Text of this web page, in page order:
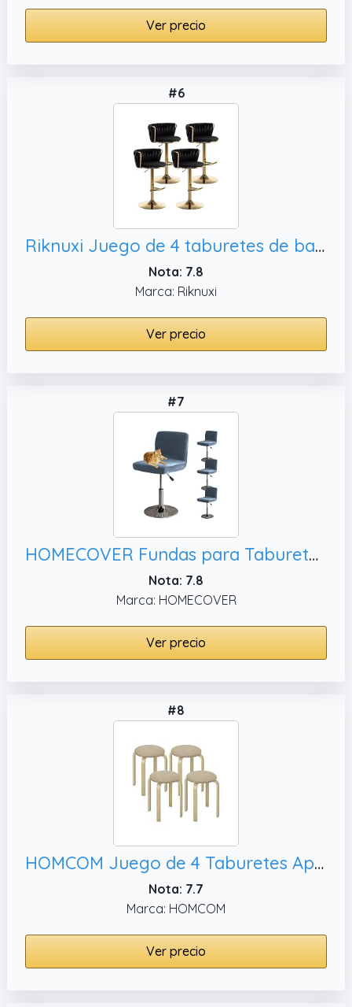
Ver precio
#6
Riknuxi Juego de 4 taburetes de bar tejidos, bar pub (negro)
Nota: 7.8
Marca: Riknuxi
Ver precio
#7
HOMECOVER Fundas para Taburetes De Bar con Respaldo, Elástica Terciopelo Fabric Fundas para Taburetes Altos De Cocina Extraíble Respaldo Bajo Giratorio Fundas para Sillas-Gris Azul-4 Piezas
Nota: 7.8
Marca: HOMECOVER
Ver precio
#8
HOMCOM Juego de 4 Taburetes Apilables Redondos Taburetes Bajo de Cocina de Madera con Asiento Acolchado para Comedor Dormitorio Oficina Salón Caqui y Natural
Nota: 7.7
Marca: HOMCOM
Ver precio